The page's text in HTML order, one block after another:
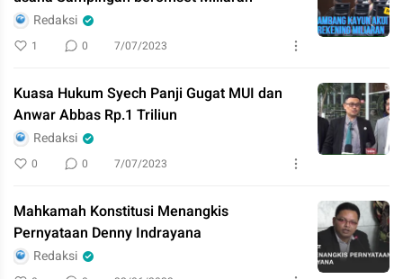
Redaksi
1 0 7/07/2023
Kuasa Hukum Syech Panji Gugat MUI dan
Anwar Abbas Rp.1 Triliun
Redaksi
0 0 7/07/2023
Mahkamah Konstitusi Menangkis
Pernyataan Denny Indrayana
Redaksi